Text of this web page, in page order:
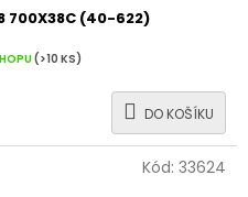
700X38C (40-622)
(>10 KS)
DO KOŠÍKU
Kód: 33624